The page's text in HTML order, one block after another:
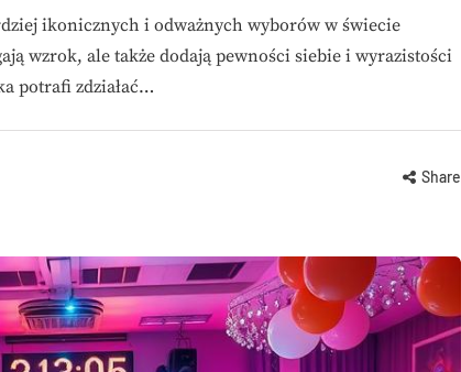
ikonicznych i odważnych wyborów w świecie
wzrok, ale także dodają pewności siebie i wyrazistości
potrafi zdziałać…
Share